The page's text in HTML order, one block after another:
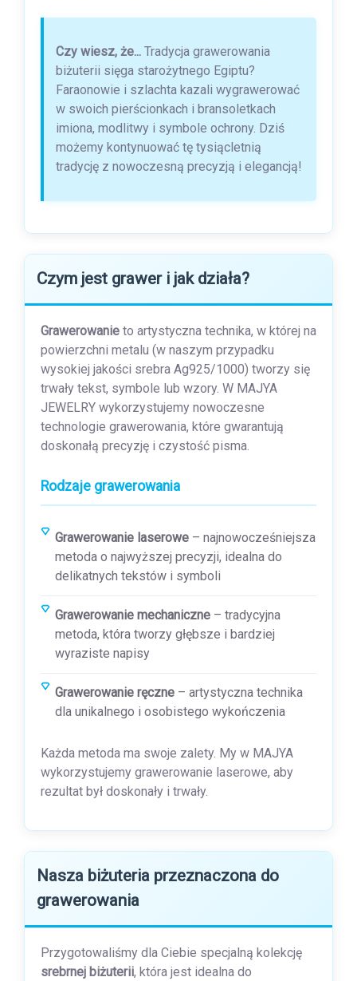
Czy wiesz, że... Tradycja grawerowania
biżuterii sięga starożytnego Egiptu?
Faraonowie i szlachta kazali wygrawerować
w swoich pierścionkach i bransoletkach
imiona, modlitwy i symbole ochrony. Dziś
możemy kontynuować tę tysiącletnią
tradycję z nowoczesną precyzją i elegancją!
Czym jest grawer i jak działa?
Grawerowanie to artystyczna technika, w której na
powierzchni metalu (w naszym przypadku
wysokiej jakości srebra Ag925/1000) tworzy się
trwały tekst, symbole lub wzory. W MAJYA
JEWELRY wykorzystujemy nowoczesne
technologie grawerowania, które gwarantują
doskonałą precyzję i czystość pisma.
Rodzaje grawerowania
Grawerowanie laserowe – najnowocześniejsza
metoda o najwyższej precyzji, idealna do
delikatnych tekstów i symboli
Grawerowanie mechaniczne – tradycyjna
metoda, która tworzy głębsze i bardziej
wyraziste napisy
Grawerowanie ręczne – artystyczna technika
dla unikalnego i osobistego wykończenia
Każda metoda ma swoje zalety. My w MAJYA
wykorzystujemy grawerowanie laserowe, aby
rezultat był doskonały i trwały.
Nasza biżuteria przeznaczona do
grawerowania
Przygotowaliśmy dla Ciebie specjalną kolekcję
srebrnej biżuterii, która jest idealna do